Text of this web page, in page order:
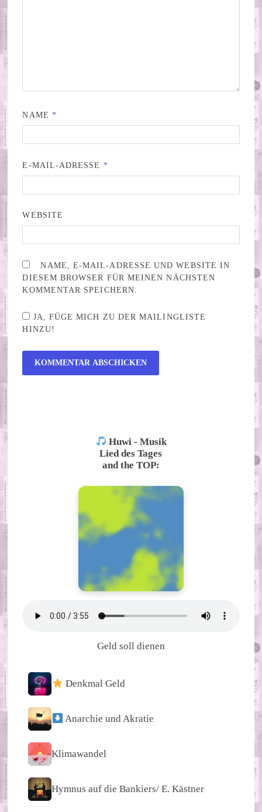
NAME *
E-MAIL-ADRESSE *
WEBSITE
NAME, E-MAIL-ADRESSE UND WEBSITE IN
DIESEM BROWSER FÜR MEINEN NÄCHSTEN
KOMMENTAR SPEICHERN.
JA, FÜGE MICH ZU DER MAILINGLISTE
HINZU!
Huwi - Musik
Lied des Tages
and the TOP:
Geld soll dienen
Denkmal Geld
Anarchie und Akratie
Klimawandel
Hymnus auf die Bankiers/ E. Kästner